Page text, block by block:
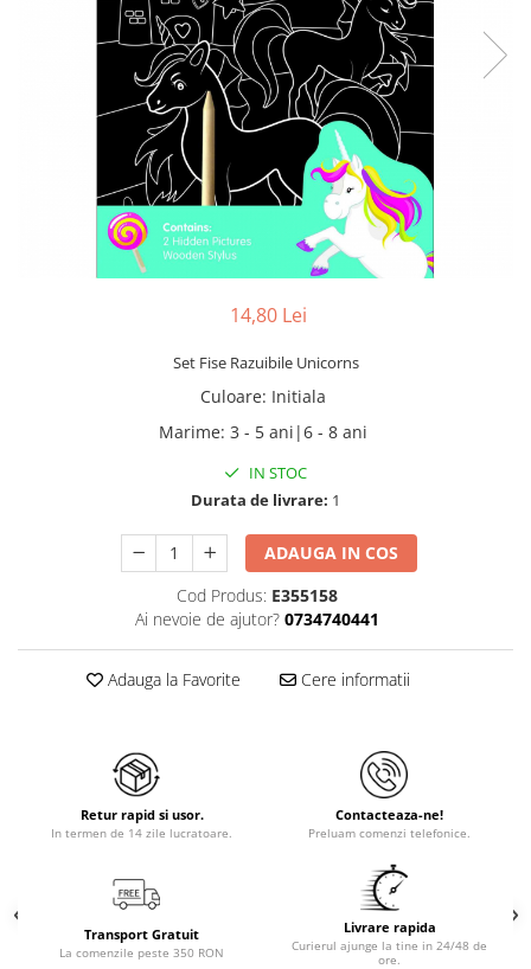
14,80 Lei
Set Fise Razuibile Unicorns
Culoare: Initiala
Marime: 3 - 5 ani|6 - 8 ani
IN STOC
Durata de livrare: 1
ADAUGA IN COS
Cod Produs: E355158
Ai nevoie de ajutor? 0734740441
Adauga la Favorite Cere informatii
Retur rapid si usor.
In termen de 14 zile lucratoare.
Contacteaza-ne!
Preluam comenzi telefonice.
Transport Gratuit
La comenzile peste 350 RON
Livrare rapida
Curierul ajunge la tine in 24/48 de
ore.